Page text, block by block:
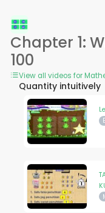
Chapter 1:
100
View all videos for
Quantity intuitively